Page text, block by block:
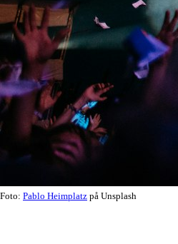
Foto: Pablo Heimplatz på Unsplash